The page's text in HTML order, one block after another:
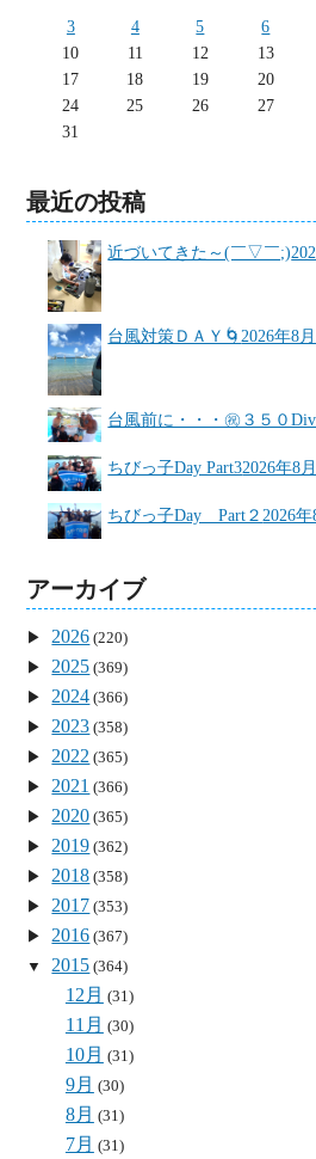
3
4 5 6
10
11 12 13
17
18 19 20
24
25 26 27
31
最近の投稿
近づいてきた～(￣▽￣;)
台風対策ＤＡＹ🌀 2026年8
台風前に・・・㊗３５０
ちびっ子Day Part32026年8
ちびっ子Day Part２ 2026年
アーカイブ
2026 (220)
2025 (369)
2024 (366)
2023 (358)
2022 (365)
2021 (366)
2020 (365)
2019 (362)
2018 (358)
2017 (353)
2016 (367)
2015 (364)
12月 (31)
11月 (30)
10月 (31)
9月 (30)
8月 (31)
7月 (31)